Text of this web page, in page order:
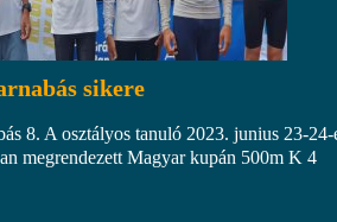
sikere
8. A osztályos tanuló 2023. junius 23-24-
megrendezett Magyar kupán 500m K 4